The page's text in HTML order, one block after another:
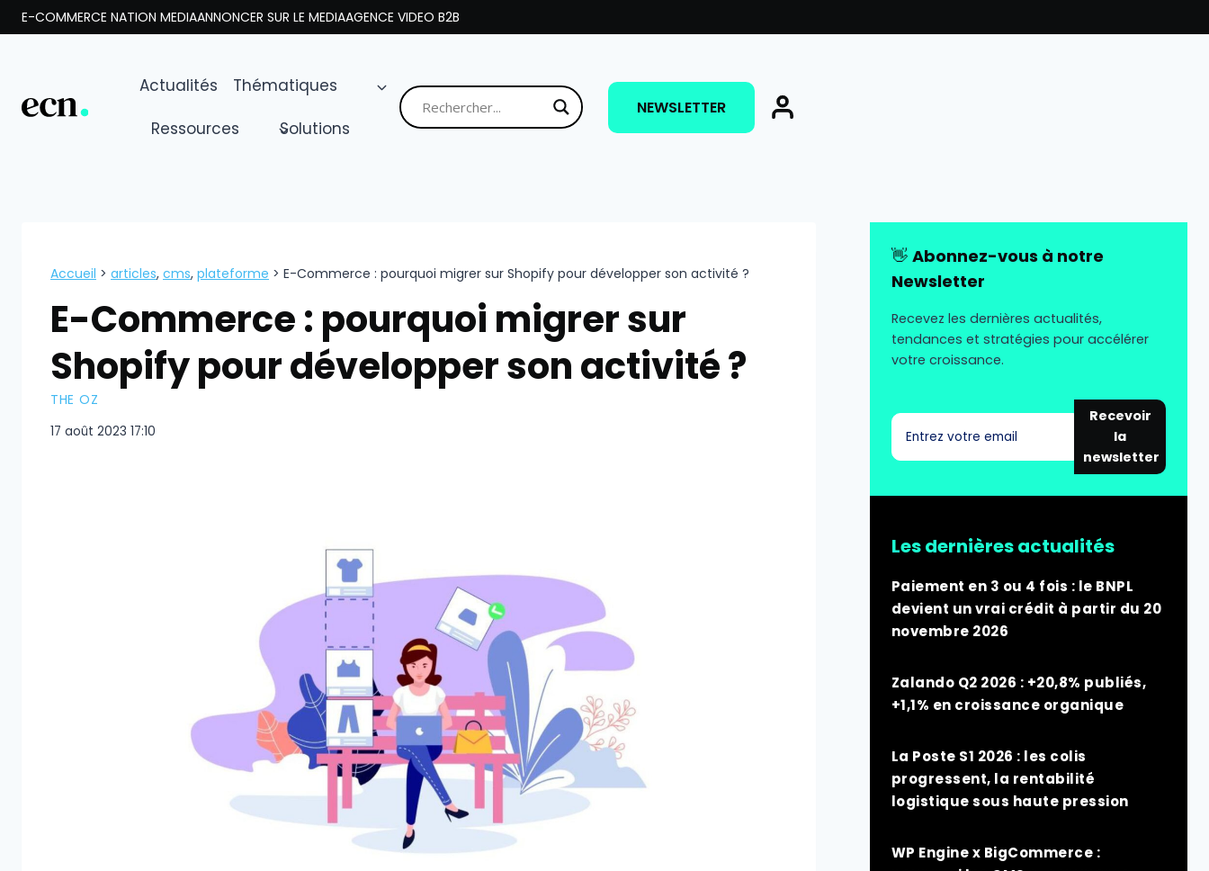
Aller
au
E-COMMERCE NATION MEDIAANNONCER SUR LE MEDIAAGENCE VIDEO B2B
Actualités
Thématiques
Ressources
Solutions
NEWSLETTER
Accueil > articles, cms, plateforme > E-Commerce : pourquoi migrer sur Shopify pour développer son activité ?
E-Commerce : pourquoi migrer sur
Shopify pour développer son activité ?
THE OZ
17 août 2023 17:10
👋 Abonnez-vous à notre
Newsletter
Recevez les dernières actualités,
tendances et stratégies pour accélérer
votre croissance.
Recevoir
la
newsletter
Les dernières actualités
Paiement en 3 ou 4 fois : le BNPL
devient un vrai crédit à partir du 20
novembre 2026
Zalando Q2 2026 : +20,8% publiés,
+1,1% en croissance organique
La Poste S1 2026 : les colis
progressent, la rentabilité
logistique sous haute pression
WP Engine x BigCommerce :